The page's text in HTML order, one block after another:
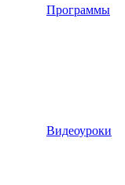
Программы
Видеоуроки